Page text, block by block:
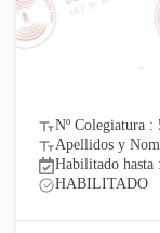
Nº Colegiatura :
Apellidos y
Habilitado hasta
HABILITADO